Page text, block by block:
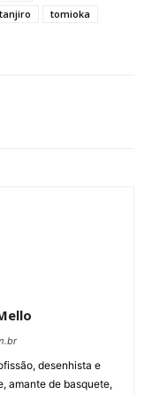
tanjiro
tomioka
desenhista e
amante de basquete,